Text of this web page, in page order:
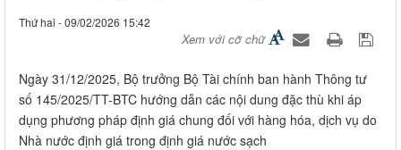
Thứ hai - 09/02/2026 15:42
Xem với cỡ chữ
Ngày 31/12/2025, Bộ trưởng Bộ Tài chính ban hành Thông tư
số 145/2025/TT-BTC hướng dẫn các nội dung đặc thù khi áp
dụng phương pháp định giá chung đối với hàng hóa, dịch vụ do
Nhà nước định giá trong định giá nước sạch